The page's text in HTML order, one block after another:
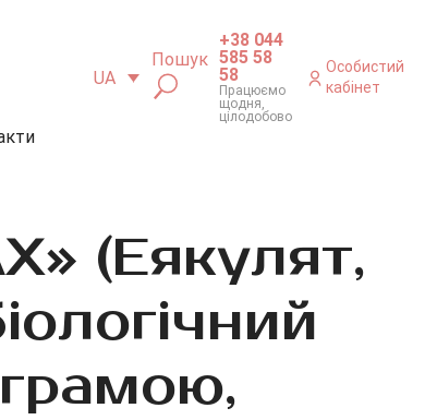
UA
Пошук
+38 044
585 58
58
Працюємо
щодня,
цілодобово
Особистий
кабінет
(Еякулят,